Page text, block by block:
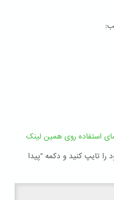
استفاده روی همین لینک
را تایپ کنید و دکمه "پیدا